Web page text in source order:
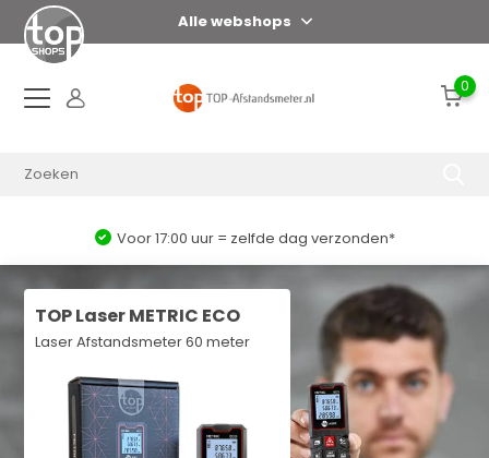
Alle webshops
0
Voor 17:00 uur = zelfde dag verzonden*
TOP Laser METRIC ECO
Laser Afstandsmeter 60 meter